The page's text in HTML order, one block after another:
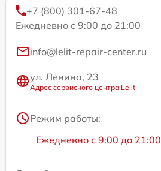
+7 (800) 301-67-48
Ежедневно с 9:00 до 21:00
info@lelit-repair-center.ru
ул. Ленина, 23
Адрес сервисного центра Lelit
Режим работы:
Ежедневно с 9:00 до 21:00